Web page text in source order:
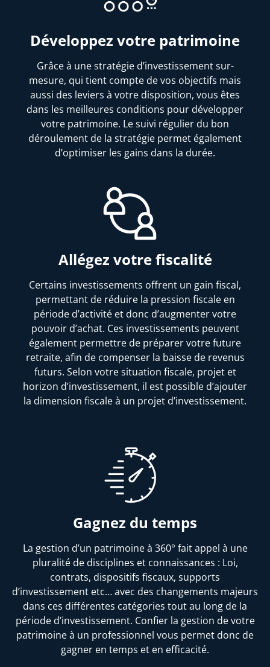
Développez votre patrimoine
Grâce à une stratégie d’investissement sur-
mesure, qui tient compte de vos objectifs mais
aussi des leviers à votre disposition, vous êtes
dans les meilleures conditions pour développer
votre patrimoine. Le suivi régulier du bon
déroulement de la stratégie permet également
d’optimiser les gains dans la durée.
Allégez votre fiscalité
Certains investissements offrent un gain fiscal,
permettant de réduire la pression fiscale en
période d’activité et donc d’augmenter votre
pouvoir d’achat. Ces investissements peuvent
également permettre de préparer votre future
retraite, afin de compenser la baisse de revenus
futurs. Selon votre situation fiscale, projet et
horizon d’investissement, il est possible d’ajouter
la dimension fiscale à un projet d’investissement.
Gagnez du temps
La gestion d’un patrimoine à 360° fait appel à une
pluralité de disciplines et connaissances : Loi,
contrats, dispositifs fiscaux, supports
d’investissement etc… avec des changements majeurs
dans ces différentes catégories tout au long de la
période d’investissement. Confier la gestion de votre
patrimoine à un professionnel vous permet donc de
gagner en temps et en efficacité.